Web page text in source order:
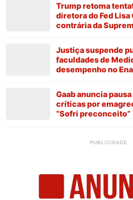
Trump retoma
diretora do Fed
contrária da
Justiça suspende
faculdades de
desempenho no
Gaab anuncia
críticas por
“Sofri preconceito”
PUBLICIDADE